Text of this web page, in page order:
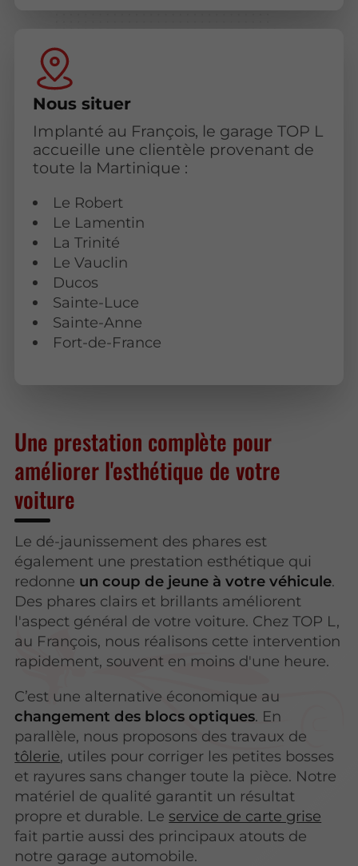
Nous situer
Implanté au François, le garage TOP L
accueille une clientèle provenant de
toute la Martinique :
Le Robert
Le Lamentin
La Trinité
Le Vauclin
Ducos
Sainte-Luce
Sainte-Anne
Fort-de-France
Une prestation complète pour
améliorer l'esthétique de votre
voiture
Le dé-jaunissement des phares est
également une prestation esthétique qui
redonne un coup de jeune à votre véhicule.
Des phares clairs et brillants améliorent
l'aspect général de votre voiture. Chez TOP L,
au François, nous réalisons cette intervention
rapidement, souvent en moins d'une heure.
C’est une alternative économique au
changement des blocs optiques. En
parallèle, nous proposons des travaux de
tôlerie, utiles pour corriger les petites bosses
et rayures sans changer toute la pièce. Notre
matériel de qualité garantit un résultat
propre et durable. Le service de carte grise
fait partie aussi des principaux atouts de
notre garage automobile.